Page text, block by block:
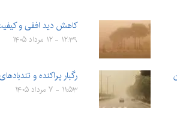
کاهش دید افقی و
۱۲:۳۹ - ۱۲ مرداد ۱۴۰۵
رگبار پراکنده و
۱۱:۵۳ - ۷ مرداد ۱۴۰۵